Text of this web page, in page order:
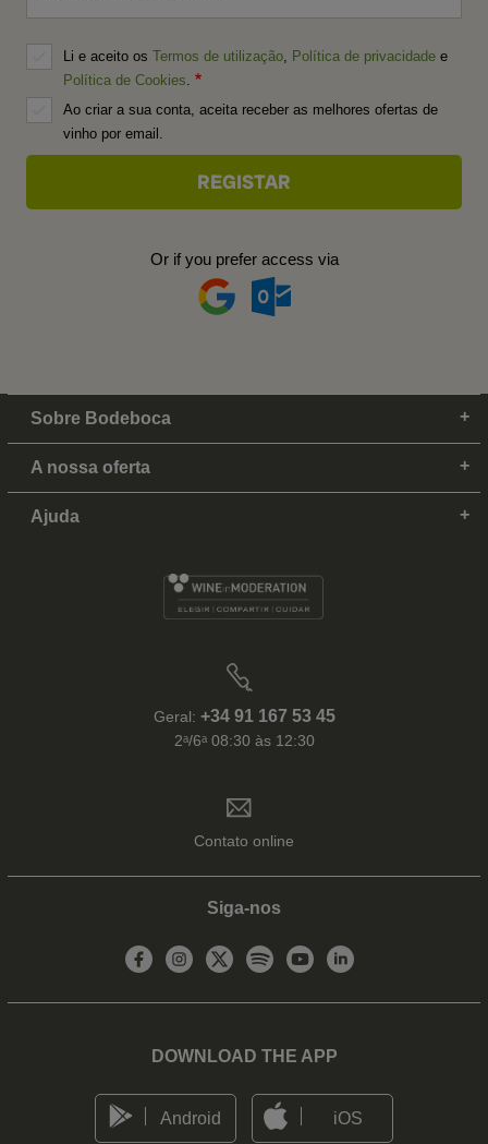
Li e aceito os Termos de utilização Política de privacidade e
Política de Cookies
Ao criar a sua conta, aceita receber as melhores ofertas de
vinho por email.
Or if you prefer access via
Sobre Bodeboca
A nossa oferta
Ajuda
Geral: +34 91 167 53 45
2ᵃ/6ᵃ 08:30 às 12:30
Contato online
Siga-nos
DOWNLOAD THE APP
Android iOS